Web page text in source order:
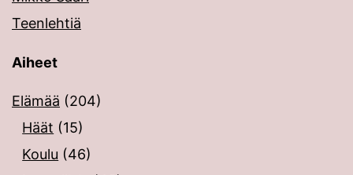
Teenlehtiä
Aiheet
Elämää (204)
Häät (15)
Koulu (46)